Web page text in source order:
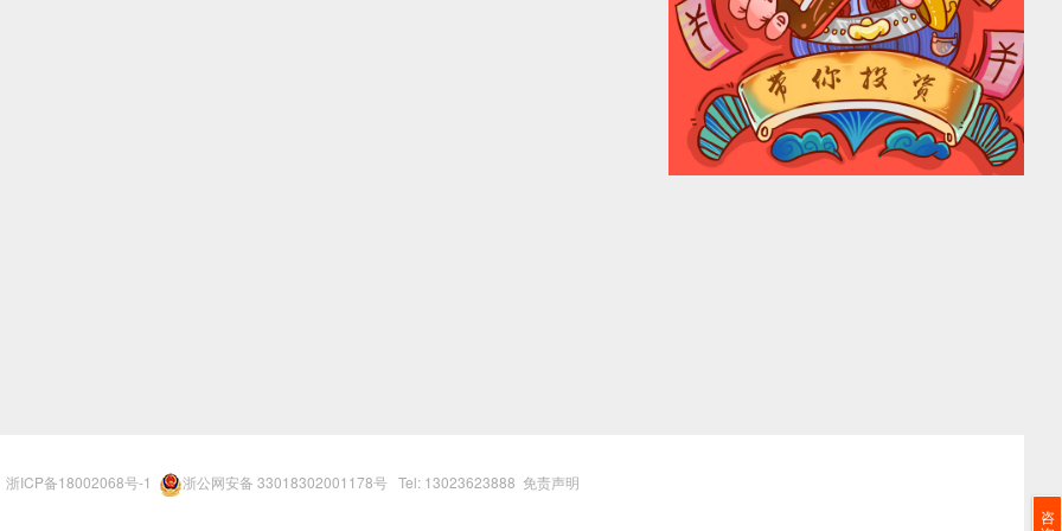
咨
浙ICP备18002068号-1 浙公网安备 33018302001178号 Tel: 13023623888 免责声明